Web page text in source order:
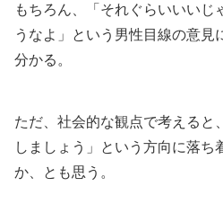
もちろん、「それぐらいいいじ
うなよ」という男性目線の意見
分かる。
ただ、社会的な観点で考えると
しましょう」という方向に落ち
か、とも思う。